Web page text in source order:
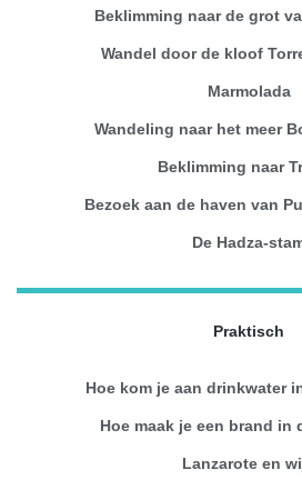
Beklimming naar de grot
Wandel door de kloof
Marmolada
Wandeling naar het meer
Beklimming naar
Bezoek aan de haven van
De Hadza-
Praktisch
Hoe kom je aan drinkwater
Hoe maak je een brand in
Lanzarote en